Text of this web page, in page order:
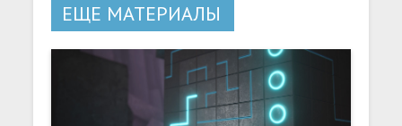
ЕЩЕ МАТЕРИАЛЫ